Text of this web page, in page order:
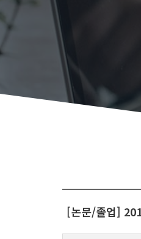
[논문/졸업]